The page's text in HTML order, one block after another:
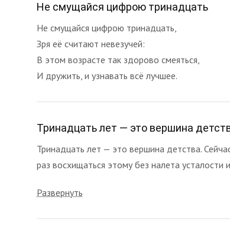
Не смущайся цифрою тринадцать
Не смущайся цифрою тринадцать,
Зря её считают невезучей:
В этом возрасте так здорово смеяться,
И дружить, и узнавать всё лучшее.
Тринадцать лет — это вершина
Тринадцать лет — это вершина детства.
раз восхищаться этому без налета усталости
Развернуть